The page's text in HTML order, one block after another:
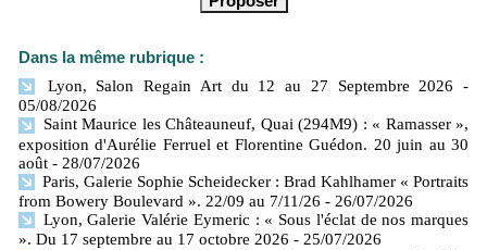
Dans la même rubrique :
Lyon, Salon Regain Art du 12 au 27 Septembre 2026
-
05/08/2026
Saint Maurice les Châteauneuf, Quai (294M9) : « Ramasser »,
exposition d'Aurélie Ferruel et Florentine Guédon. 20 juin au 30
août - 28/07/2026
Paris, Galerie Sophie Scheidecker : Brad Kahlhamer « Portraits
from Bowery Boulevard ». 22/09 au 7/11/26 - 26/07/2026
Lyon, Galerie Valérie Eymeric : « Sous l'éclat de nos marques
». Du 17 septembre au 17 octobre 2026 - 25/07/2026